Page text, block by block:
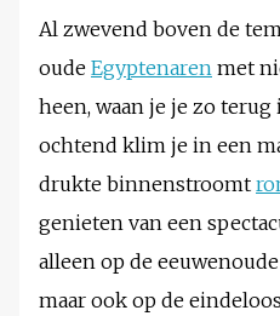
Al zwevend boven de
oude Egyptenaren met
heen, waan je je zo
ochtend klim je in een
drukte binnenstroomt
genieten van een
alleen op de
maar ook op de